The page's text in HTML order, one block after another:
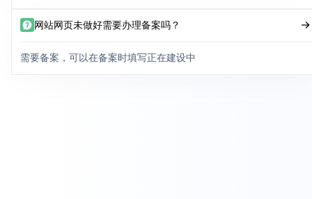
网站网页未做好需要办理备案吗？
需要备案，可以在备案时填写正在建设中